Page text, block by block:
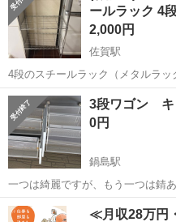
ールラック 4
2,000円
佐賀駅
4段のスチールラック（メタルラッ
用期間は1年ほどと短く、目立つ
状態です。 佐賀市諸富町徳富まで取りに来て頂ける方 お問い合わせが
早い方優先させて頂きます。
佐賀 佐賀市 佐賀駅 収
3段ワゴン キ
0円
鍋島駅
一つは綺麗ですが、もう一つは錆
します。 まだまだ使えます。
佐賀 佐賀市 鍋島駅 収
≪月収28万円